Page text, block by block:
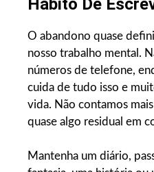
Hábito De
O abandono quase
nosso trabalho mental.
números de telefone,
cuida de tudo isso e
vida. Não contamos
quase algo residual em
Mantenha um diário,